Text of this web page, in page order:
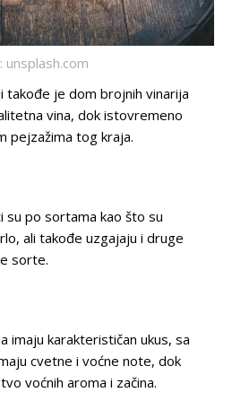
unsplash.com
takođe je dom brojnih vinarija
vina, dok istovremeno
pejzažima tog kraja.
su po sortama kao što su
ali takođe uzgajaju i druge
sorte.
imaju karakterističan ukus, sa
cvetne i voćne note, dok
voćnih aroma i začina.